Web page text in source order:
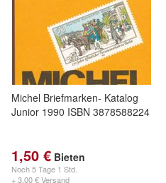
Michel Briefmarken- Katalog
Junior 1990 ISBN 3878588224
1,50 € Bieten
Noch5 Tage 1 Std.
+ 3,00 € Versand